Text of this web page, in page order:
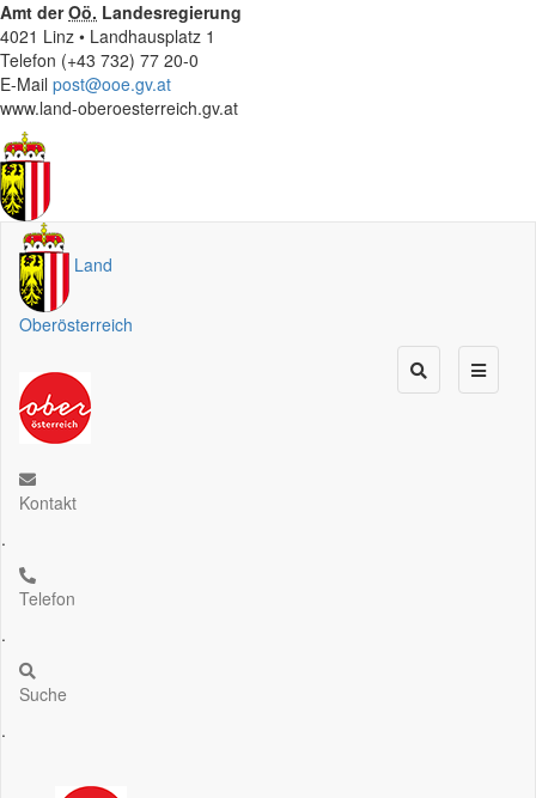
Amt derOö. Landesregierung
4021 Linz • Landhausplatz 1
Telefon (+43 732) 77 20-0
E-Mail post@ooe.gv.at
www.land-oberoesterreich.gv.at
Land
Oberösterreich
Kontakt
.
Telefon
.
Suche
.